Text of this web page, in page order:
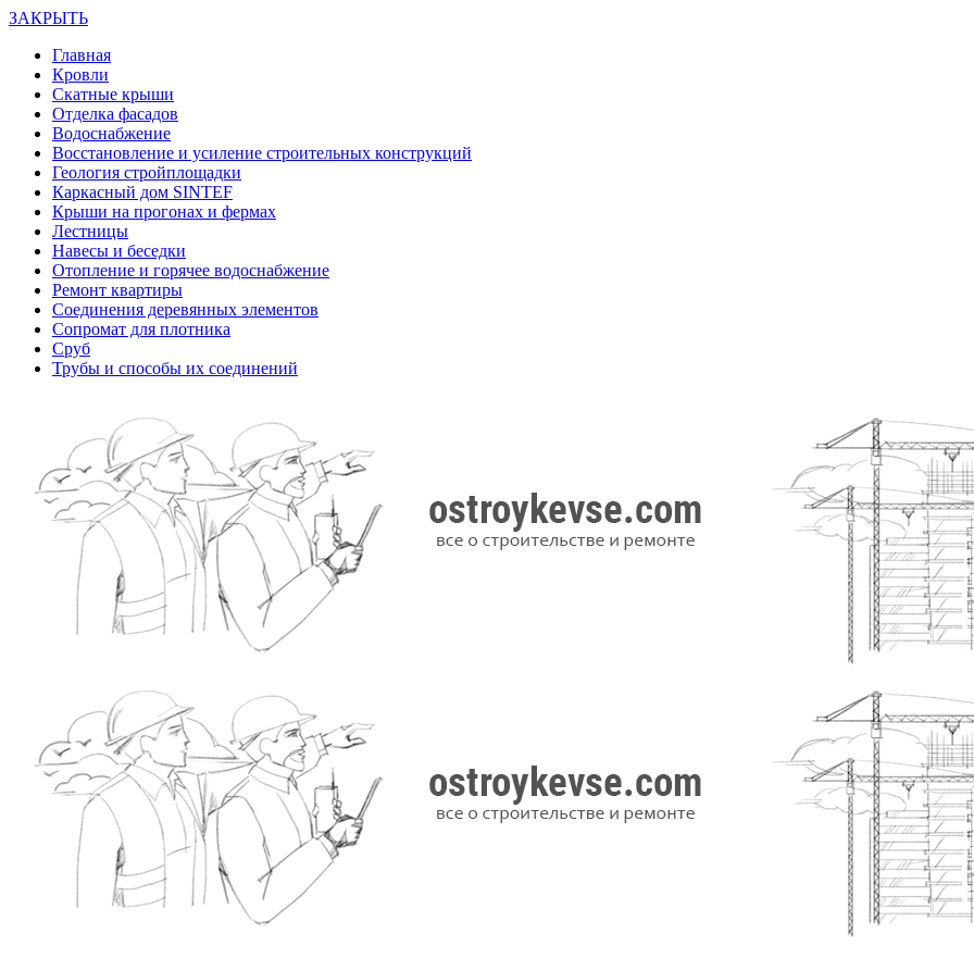
ЗАКРЫТЬ
Главная
Кровли
Скатные крыши
Отделка фасадов
Водоснабжение
Восстановление и усиление строительных конструкций
Геология стройплощадки
Каркасный дом SINTEF
Крыши на прогонах и фермах
Лестницы
Навесы и беседки
Отопление и горячее водоснабжение
Ремонт квартиры
Соединения деревянных элементов
Сопромат для плотника
Сруб
Трубы и способы их соединений